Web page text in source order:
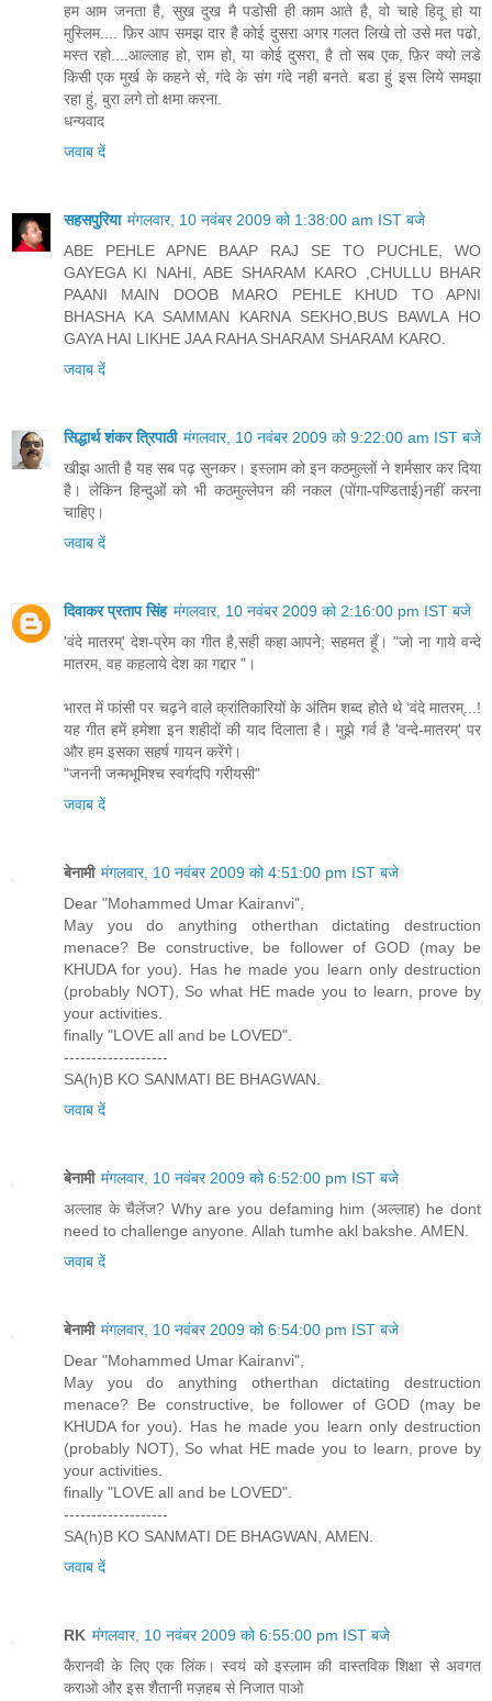
हम आम जनता है, सुख दुख मै पडोसी ही काम आते है, वो चाहे हिदू हो या
मुस्लिम.... फ़िर आप समझ दार है कोई दुसरा अगर गलत लिखे तो उसे मत पढो,
मस्त रहो....आल्लाह हो, राम हो, या कोई दुसरा, है तो सब एक, फ़िर क्यो लडे
किसी एक मुर्ख के कहने से, गंदे के संग गंदे नही बनते. बडा हुं इस लिये समझा
रहा हुं, बुरा लगे तो क्षमा करना.
धन्यवाद
जवाब दें
सहसपुरिया मंगलवार, 10 नवंबर 2009 को 1:38:00 am IST बजे
ABE PEHLE APNE BAAP RAJ SE TO PUCHLE, WO
GAYEGA KI NAHI, ABE SHARAM KARO ,CHULLU BHAR
PAANI MAIN DOOB MARO PEHLE KHUD TO APNI
BHASHA KA SAMMAN KARNA SEKHO,BUS BAWLA HO
GAYA HAI LIKHE JAA RAHA SHARAM SHARAM KARO.
जवाब दें
सिद्धार्थ शंकर त्रिपाठी मंगलवार, 10 नवंबर 2009 को 9:22:00 am IST बजे
खीझ आती है यह सब पढ़ सुनकर। इस्लाम को इन कठमुल्लों ने शर्मसार कर दिया
है। लेकिन हिन्दुओं को भी कठमुल्लेपन की नकल (पोंगा-पण्डिताई)नहीं करना
चाहिए।
जवाब दें
दिवाकर प्रताप सिंह मंगलवार, 10 नवंबर 2009 को 2:16:00 pm IST बजे
'वंदे मातरम्' देश-प्रेम का गीत है,सही कहा आपने; सहमत हूँ। "जो ना गाये वन्दे
मातरम, वह कहलाये देश का गद्दार "।
भारत में फांसी पर चढ़ने वाले क्रांतिकारियों के अंतिम शब्‍द होते थे ‘वंदे मातरम्...!
यह गीत हमें हमेशा इन शहीदों की याद दिलाता है। मुझे गर्व है 'वन्‍दे-मातरम्' पर
और हम इसका सहर्ष गायन करेंगे।
"जननी जन्मभूमिश्च स्वर्गदपि गरीयसी"
जवाब दें
बेनामी मंगलवार, 10 नवंबर 2009 को 4:51:00 pm IST बजे
Dear "Mohammed Umar Kairanvi",
May you do anything otherthan dictating destruction
menace? Be constructive, be follower of GOD (may be
KHUDA for you). Has he made you learn only destruction
(probably NOT), So what HE made you to learn, prove by
your activities.
finally "LOVE all and be LOVED".
-------------------
SA(h)B KO SANMATI BE BHAGWAN.
जवाब दें
बेनामी मंगलवार, 10 नवंबर 2009 को 6:52:00 pm IST बजे
अल्‍लाह के चैलेंज? Why are you defaming him (अल्‍लाह) he dont
need to challenge anyone. Allah tumhe akl bakshe. AMEN.
जवाब दें
बेनामी मंगलवार, 10 नवंबर 2009 को 6:54:00 pm IST बजे
Dear "Mohammed Umar Kairanvi",
May you do anything otherthan dictating destruction
menace? Be constructive, be follower of GOD (may be
KHUDA for you). Has he made you learn only destruction
(probably NOT), So what HE made you to learn, prove by
your activities.
finally "LOVE all and be LOVED".
-------------------
SA(h)B KO SANMATI DE BHAGWAN, AMEN.
जवाब दें
RK मंगलवार, 10 नवंबर 2009 को 6:55:00 pm IST बजे
कैरानवी के लिए एक लिंक। स्वयं को इस्लाम की वास्तविक शिक्षा से अवगत
कराओ और इस शैतानी मज़हब से निजात पाओ